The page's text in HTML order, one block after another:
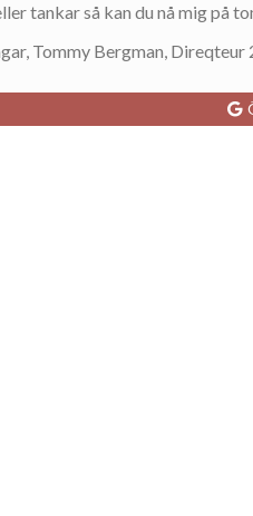
tankar så kan du nå mig på
Tommy Bergman, Direqteur